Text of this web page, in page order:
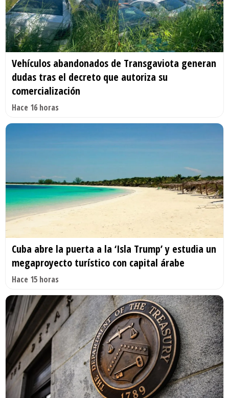
Vehículos abandonados de Transgaviota generan
dudas tras el decreto que autoriza su
comercialización
Hace 16 horas
Cuba abre la puerta a la ‘Isla Trump’ y estudia un
megaproyecto turístico con capital árabe
Hace 15 horas